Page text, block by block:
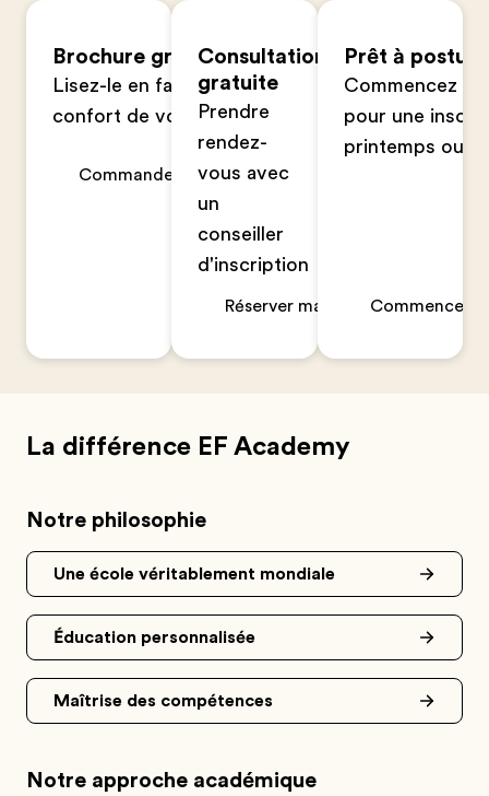
Brochure gratuite
Lisez-le en famille dans le
confort de votre foyer
Commander maintenant
Consultation
gratuite
Prendre
rendez-
vous avec
un
conseiller
d'inscription
Réserver maintenant
Prêt à
Commencez
pour une
printemps ou à
Commencer
La différence EF Academy
Notre philosophie
Une école véritablement mondiale
Éducation personnalisée
Maîtrise des compétences
Notre approche académique